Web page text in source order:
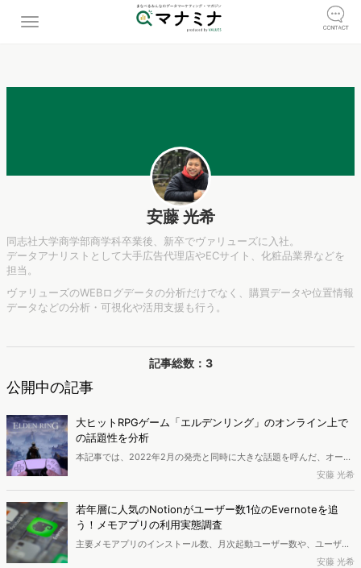
安藤 光希
同志社大学商学部商学科卒業後、新卒でヴァリューズに入社。
データアナリストとして大手広告代理店やECサイト、化粧品業界などを
担当。
ヴァリューズのWEBログデータの分析だけでなく、購買データや位置情報
データなどの分析・可視化や活用支援も行う。
記事総数：3
公開中の記事
大ヒットRPGゲーム「エルデンリング」のオンライン上で
の話題性を分析
本記事では、2022年2月の発売と同時に大きな話題を呼んだ、オープ
ンワールドのアクションRPG「エルデンリング」に着目し、どのよう
なタイミングでどのようなトピックがオンライン上で話題になってい
たのか調査。ヴァリューズが保有するWeb行動ログデータを活用し
て、消費者の興味関心を定量的に分析します。
安藤 光希
若年層に人気のNotionがユーザー数1位のEvernoteを追
う！メモアプリの利用実態調査
主要メモアプリのインストール数、月次起動ユーザー数や、ユーザー
数推移、利用者の属性などの利用実態を調査します。分析には株式会
安藤 光希